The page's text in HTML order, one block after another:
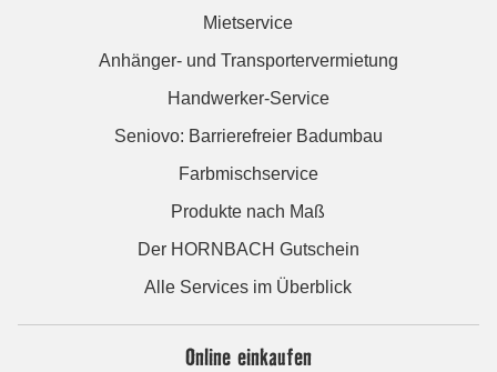
Mietservice
Anhänger- und Transportervermietung
Handwerker-Service
Seniovo: Barrierefreier Badumbau
Farbmischservice
Produkte nach Maß
Der HORNBACH Gutschein
Alle Services im Überblick
Online einkaufen